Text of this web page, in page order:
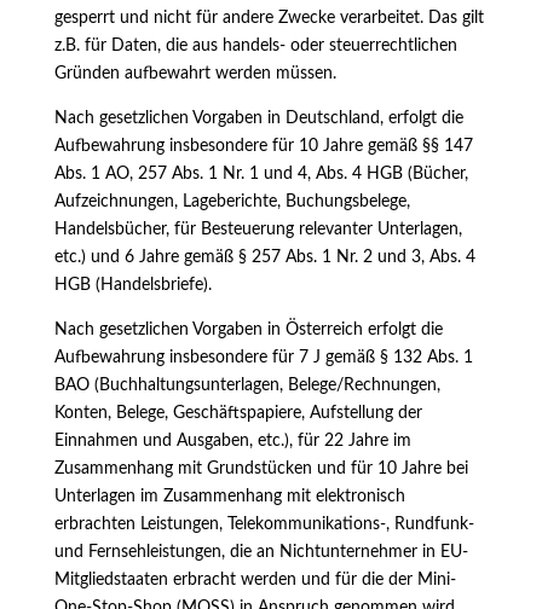
gesperrt und nicht für andere Zwecke verarbeitet. Das gilt
z.B. für Daten, die aus handels- oder steuerrechtlichen
Gründen aufbewahrt werden müssen.
Nach gesetzlichen Vorgaben in Deutschland, erfolgt die
Aufbewahrung insbesondere für 10 Jahre gemäß §§ 147
Abs. 1 AO, 257 Abs. 1 Nr. 1 und 4, Abs. 4 HGB (Bücher,
Aufzeichnungen, Lageberichte, Buchungsbelege,
Handelsbücher, für Besteuerung relevanter Unterlagen,
etc.) und 6 Jahre gemäß § 257 Abs. 1 Nr. 2 und 3, Abs. 4
HGB (Handelsbriefe).
Nach gesetzlichen Vorgaben in Österreich erfolgt die
Aufbewahrung insbesondere für 7 J gemäß § 132 Abs. 1
BAO (Buchhaltungsunterlagen, Belege/Rechnungen,
Konten, Belege, Geschäftspapiere, Aufstellung der
Einnahmen und Ausgaben, etc.), für 22 Jahre im
Zusammenhang mit Grundstücken und für 10 Jahre bei
Unterlagen im Zusammenhang mit elektronisch
erbrachten Leistungen, Telekommunikations-, Rundfunk-
und Fernsehleistungen, die an Nichtunternehmer in EU-
Mitgliedstaaten erbracht werden und für die der Mini-